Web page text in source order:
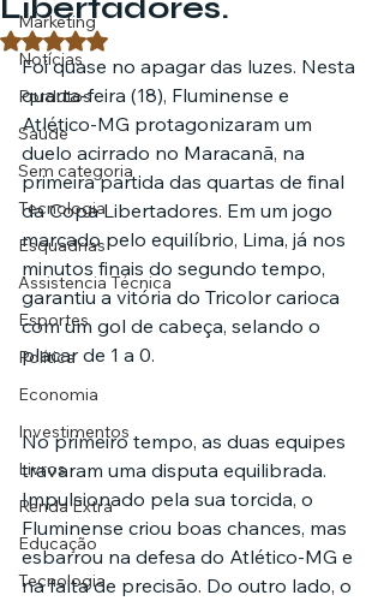
Marketing
Notícias
Pordutos
Saúde
Sem categoria
Tecnologia
Esquadrias
Assistencia Técnica
Esportes
Política
Economia
Investimentos
Livros
Renda Extra
Educação
Tecnologia
Libertadores.
Avaliado com NaN de 5 estrelas.
Foi quase no apagar das luzes. Nesta
quarta-feira (18), Fluminense e
Atlético-MG protagonizaram um
duelo acirrado no Maracanã, na
primeira partida das quartas de final
da Copa Libertadores. Em um jogo
marcado pelo equilíbrio, Lima, já nos
minutos finais do segundo tempo,
garantiu a vitória do Tricolor carioca
com um gol de cabeça, selando o
placar de 1 a 0.
No primeiro tempo, as duas equipes
travaram uma disputa equilibrada.
Impulsionado pela sua torcida, o
Fluminense criou boas chances, mas
esbarrou na defesa do Atlético-MG e
na falta de precisão. Do outro lado, o